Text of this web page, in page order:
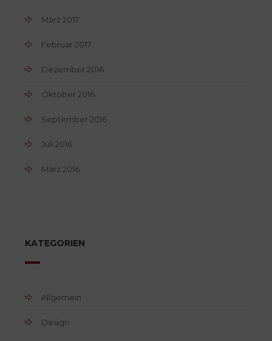
März 2017
Februar 2017
Dezember 2016
Oktober 2016
September 2016
Juli 2016
März 2016
KATEGORIEN
Allgemein
Design